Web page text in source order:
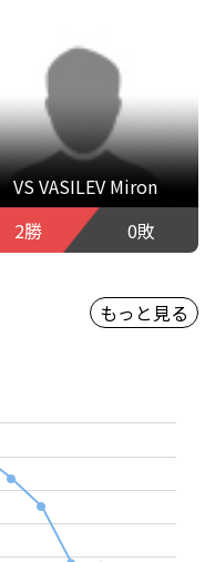
VS VASILEV Miron
2勝
0敗
もっと見る